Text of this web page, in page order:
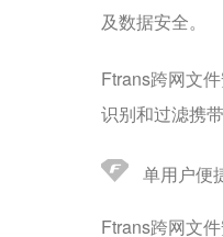
及数据安全。
Ftrans跨网文
识别和过滤携
单用户便
Ftrans跨网文